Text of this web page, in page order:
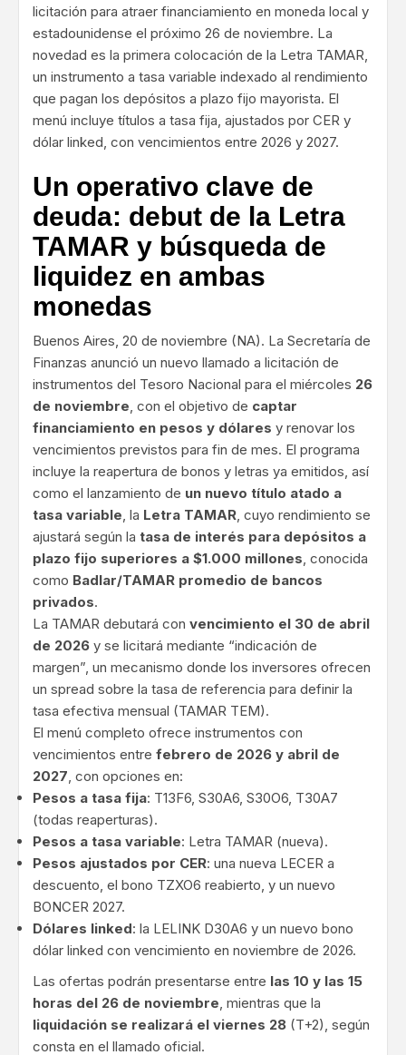
licitación para atraer financiamiento en moneda local y
estadounidense el próximo 26 de noviembre. La
novedad es la primera colocación de la Letra TAMAR,
un instrumento a tasa variable indexado al rendimiento
que pagan los depósitos a plazo fijo mayorista. El
menú incluye títulos a tasa fija, ajustados por CER y
dólar linked, con vencimientos entre 2026 y 2027.
Un operativo clave de
deuda: debut de la Letra
TAMAR y búsqueda de
liquidez en ambas
monedas
Buenos Aires, 20 de noviembre (NA). La Secretaría de
Finanzas anunció un nuevo llamado a licitación de
instrumentos del Tesoro Nacional para el miércoles 26
de noviembre, con el objetivo de captar
financiamiento en pesos y dólares y renovar los
vencimientos previstos para fin de mes. El programa
incluye la reapertura de bonos y letras ya emitidos, así
como el lanzamiento de un nuevo título atado a
tasa variable, la Letra TAMAR, cuyo rendimiento se
ajustará según la tasa de interés para depósitos a
plazo fijo superiores a $1.000 millones, conocida
como Badlar/TAMAR promedio de bancos
privados.
La TAMAR debutará con vencimiento el 30 de abril
de 2026 y se licitará mediante “indicación de
margen”, un mecanismo donde los inversores ofrecen
un spread sobre la tasa de referencia para definir la
tasa efectiva mensual (TAMAR TEM).
El menú completo ofrece instrumentos con
vencimientos entre febrero de 2026 y abril de
2027, con opciones en:
Pesos a tasa fija: T13F6, S30A6, S30O6, T30A7
(todas reaperturas).
Pesos a tasa variable: Letra TAMAR (nueva).
Pesos ajustados por CER: una nueva LECER a
descuento, el bono TZXO6 reabierto, y un nuevo
BONCER 2027.
Dólares linked: la LELINK D30A6 y un nuevo bono
dólar linked con vencimiento en noviembre de 2026.
Las ofertas podrán presentarse entre las 10 y las 15
horas del 26 de noviembre, mientras que la
liquidación se realizará el viernes 28 (T+2), según
consta en el llamado oficial.